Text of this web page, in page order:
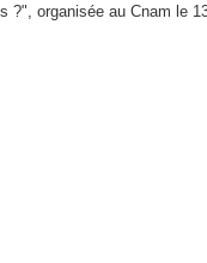
?", organisée au Cnam le